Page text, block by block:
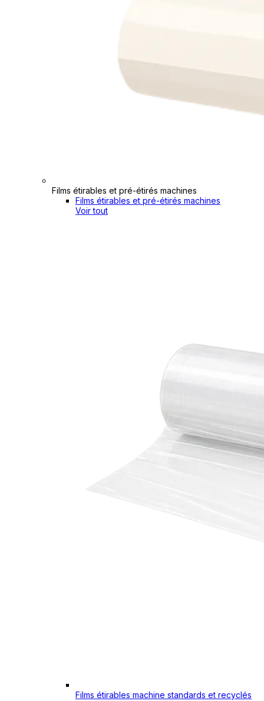
Films étirables et pré-étirés machines
Films étirables et pré-étirés machines
Voir tout
Films étirables machine standards et recyclés